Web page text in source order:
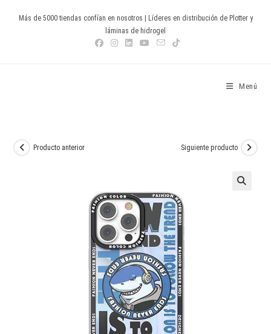
Más de 5000 tiendas confían en nosotros | Líderes en distribución de Plotter y
láminas de hidrogel
Menú
Producto anterior Siguiente producto